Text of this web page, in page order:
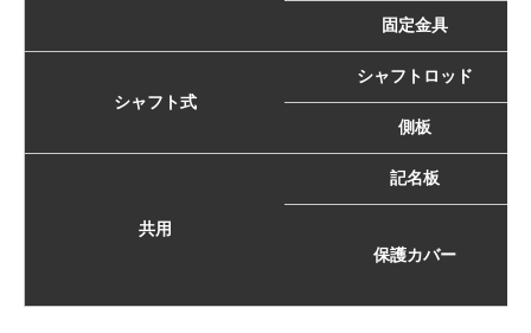
固定金具
シャフト式
シャフトロッド
側板
共用
記名板
保護カバー